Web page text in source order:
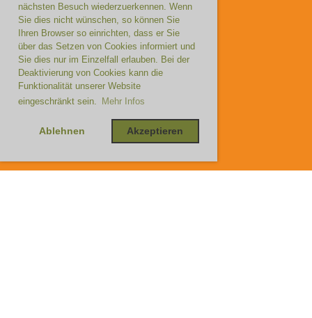
nächsten Besuch wiederzuerkennen. Wenn
Sie dies nicht wünschen, so können Sie
Ihren Browser so einrichten, dass er Sie
über das Setzen von Cookies informiert und
Sie dies nur im Einzelfall erlauben. Bei der
Deaktivierung von Cookies kann die
Funktionalität unserer Website
eingeschränkt sein.
Mehr Infos
Ablehnen Akzeptieren